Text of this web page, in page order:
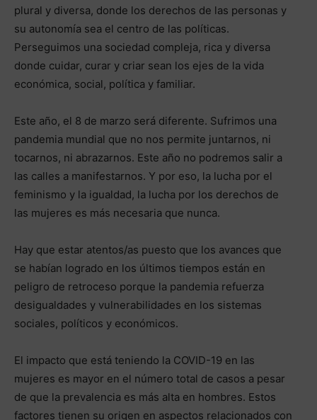
plural y diversa, donde los derechos de las personas y
su autonomía sea el centro de las políticas.
Perseguimos una sociedad compleja, rica y diversa
donde cuidar, curar y criar sean los ejes de la vida
económica, social, política y familiar.
Este año, el 8 de marzo será diferente. Sufrimos una
pandemia mundial que no nos permite juntarnos, ni
tocarnos, ni abrazarnos. Este año no podremos salir a
las calles a manifestarnos. Y por eso, la lucha por el
feminismo y la igualdad, la lucha por los derechos de
las mujeres es más necesaria que nunca.
Hay que estar atentos/as puesto que los avances que
se habían logrado en los últimos tiempos están en
peligro de retroceso porque la pandemia refuerza
desigualdades y vulnerabilidades en los sistemas
sociales, políticos y económicos.
El impacto que está teniendo la COVID-19 en las
mujeres es mayor en el número total de casos a pesar
de que la prevalencia es más alta en hombres. Estos
factores tienen su origen en aspectos relacionados con